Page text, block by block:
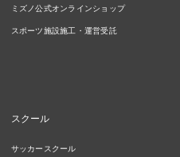
ミズノ公式オンラインショップ
スポーツ施設施工・運営受託
スクール
サッカースクール